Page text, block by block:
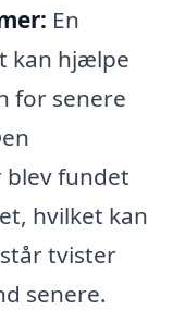
En
kan hjælpe
for senere
blev fundet
hvilket kan
tvister
senere.